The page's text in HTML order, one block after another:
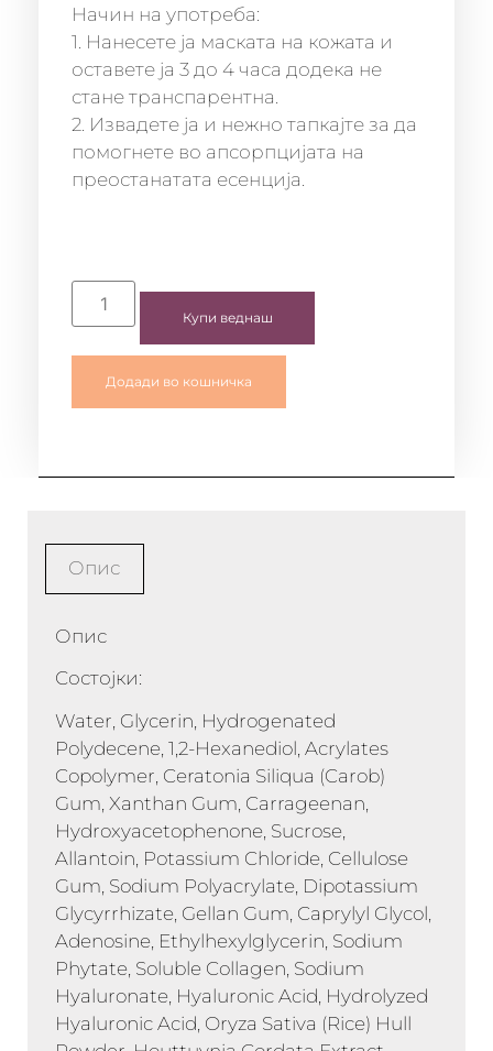
Начин на употреба:
1. Нанесете ја маската на кожата и
оставете ја 3 до 4 часа додека не
стане транспарентна.
2. Извадете ја и нежно тапкајте за да
помогнете во апсорпцијата на
преостанатата есенција.
Купи веднаш
Додади во кошничка
Опис
Опис
Состојки:
Water, Glycerin, Hydrogenated
Polydecene, 1,2-Hexanediol, Acrylates
Copolymer, Ceratonia Siliqua (Carob)
Gum, Xanthan Gum, Carrageenan,
Hydroxyacetophenone, Sucrose,
Allantoin, Potassium Chloride, Cellulose
Gum, Sodium Polyacrylate, Dipotassium
Glycyrrhizate, Gellan Gum, Caprylyl Glycol,
Adenosine, Ethylhexylglycerin, Sodium
Phytate, Soluble Collagen, Sodium
Hyaluronate, Hyaluronic Acid, Hydrolyzed
Hyaluronic Acid, Oryza Sativa (Rice) Hull